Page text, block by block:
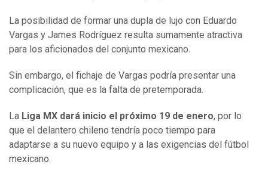
La posibilidad de formar una dupla de lujo con Eduardo
Vargas y James Rodríguez resulta sumamente atractiva
para los aficionados del conjunto mexicano.
Sin embargo, el fichaje de Vargas podría presentar una
complicación, que es la falta de pretemporada.
La Liga MX dará inicio el próximo 19 de enero, por lo
que el delantero chileno tendría poco tiempo para
adaptarse a su nuevo equipo y a las exigencias del fútbol
mexicano.